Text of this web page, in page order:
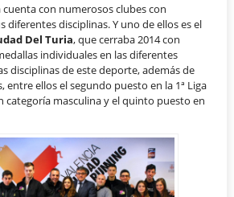
cuenta con numerosos clubes con
diferentes disciplinas. Y uno de ellos es el
Del Turia, que cerraba 2014 con
individuales en las diferentes
disciplinas de este deporte, además de
entre ellos el segundo puesto en la 1ª Liga
categoría masculina y el quinto puesto en